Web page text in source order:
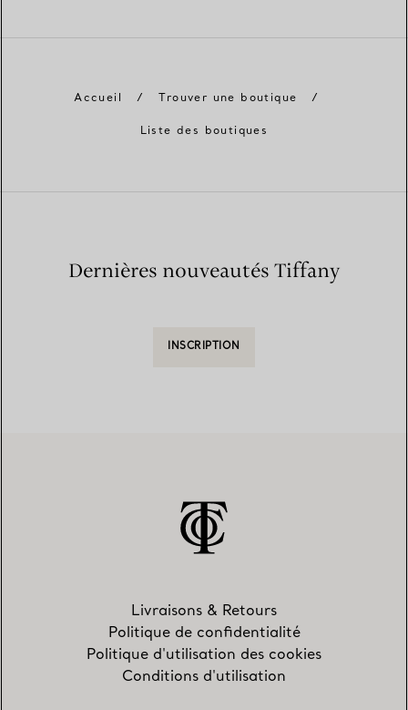
Accueil / Trouver une boutique /
Liste des boutiques
Dernières nouveautés Tiffany
INSCRIPTION
Livraisons & Retours
Politique de confidentialité
Politique d'utilisation des cookies
Conditions d'utilisation